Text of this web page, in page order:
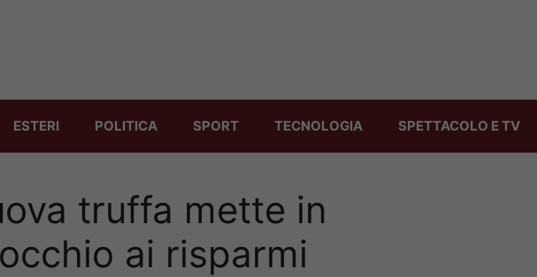
ESTERI POLITICA SPORT TECNOLOGIA SPETTACOLO E TV
truffa mette in
ai risparmi